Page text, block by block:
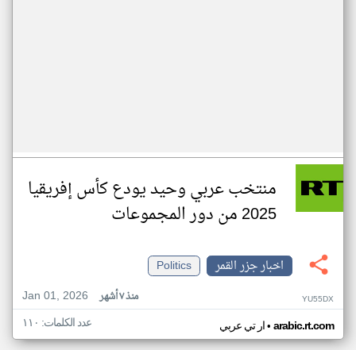
منتخب عربي وحيد يودع كأس إفريقيا
2025 من دور المجموعات
اخبار جزر القمر
Politics
Jan 01, 2026
منذ ٧ أشهر YU55DX
ار تي عربي• arabic.rt.com عدد الكلمات: ١١٠